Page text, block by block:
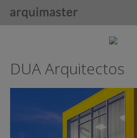
DUA Arquitectos